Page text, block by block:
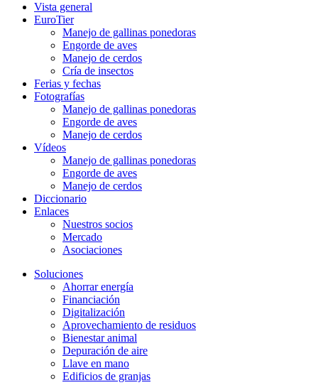
Vista general
EuroTier
Manejo de gallinas ponedoras
Engorde de aves
Manejo de cerdos
Cría de insectos
Ferias y fechas
Fotografías
Manejo de gallinas ponedoras
Engorde de aves
Manejo de cerdos
Vídeos
Manejo de gallinas ponedoras
Engorde de aves
Manejo de cerdos
Diccionario
Enlaces
Nuestros socios
Mercado
Asociaciones
Soluciones
Ahorrar energía
Financiación
Digitalización
Aprovechamiento de residuos
Bienestar animal
Depuración de aire
Llave en mano
Edificios de granjas